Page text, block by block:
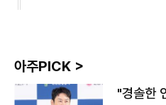
아주PICK >
"경솔한